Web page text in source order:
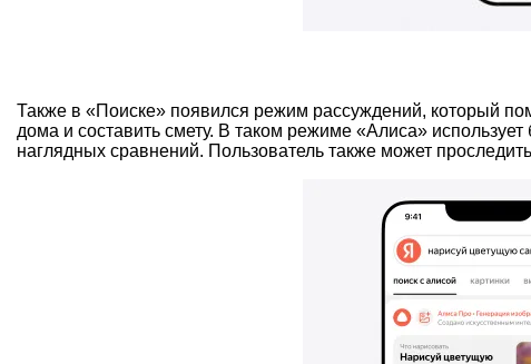
Также в «Поиске» появился режим рассуждений, который
дома и составить смету. В таком режиме «Алиса»
наглядных сравнений. Пользователь также может